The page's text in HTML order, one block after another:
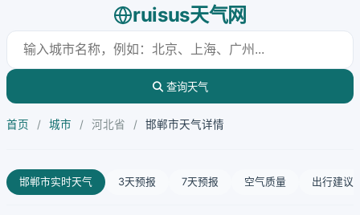
ruisus天气网
查询天气
首页 / 城市 / 河北省 / 邯郸市天气详情
邯郸市实时天气 3天预报 7天预报 空气质量 出行建议